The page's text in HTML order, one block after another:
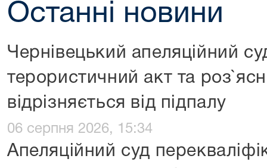
Останні новини
Чернівецький апеляційний
терористичний акт та
відрізняється від підпалу
06 серпня 2026, 15:34
Апеляційний суд